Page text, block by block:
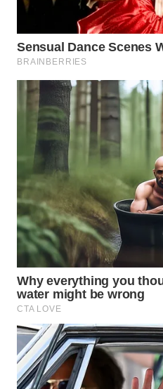
WN
WN
GORONTALO
SULUT
WN
MALUKU
MALUT
WN
DAIRI
WN
DANAU